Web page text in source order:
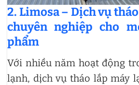
2. Limosa – Dịch vụ
chuyên nghiệp cho
phẩm
Với nhiều năm hoạt động
lạnh, dịch vụ tháo lắp máy